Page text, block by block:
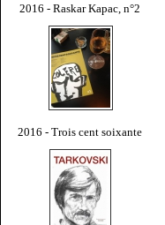
2016 - Raskar Kapac, n°2
2016 - Trois cent soixante